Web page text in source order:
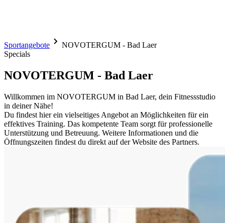
Sportangebote
NOVOTERGUM - Bad Laer
Specials
NOVOTERGUM - Bad Laer
Willkommen im NOVOTERGUM in Bad Laer, dein Fitnessstudio
in deiner Nähe!
Du findest hier ein vielseitiges Angebot an Möglichkeiten für ein
effektives Training. Das kompetente Team sorgt für professionelle
Unterstützung und Betreuung. Weitere Informationen und die
Öffnungszeiten findest du direkt auf der Website des Partners.